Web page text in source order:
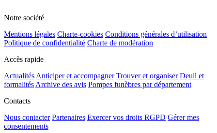
Notre société
Mentions légales Charte-cookies Conditions générales d’utilisation
Politique de confidentialité Charte de modération
Accès rapide
Actualités Anticiper et accompagner Trouver et organiser Deuil et
formalités Archive des avis Pompes funèbres par département
Contacts
Nous contacter Partenaires Exercer vos droits RGPD Gérer mes
consentements